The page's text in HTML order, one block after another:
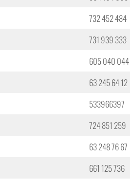
732 452 484
731 939 333
605 040 044
63 245 64 12
533966397
724 851 259
63 248 76 67
661 125 736